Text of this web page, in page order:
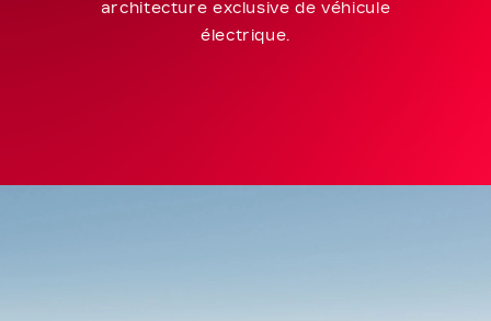
architecture exclusive de véhicule
électrique.